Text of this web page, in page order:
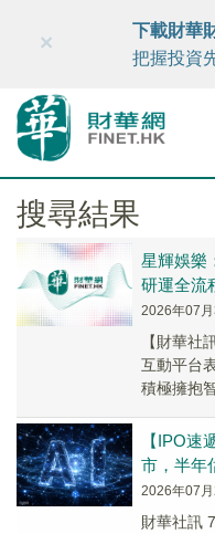
財華智庫網 FINTV
×
下載財華
把握投資
搜尋結果
星輝娛樂
研運全流
2026年07
【財華社
互動平台
積極擁抱
【IPO速
市，半年
2026年07
財華社訊